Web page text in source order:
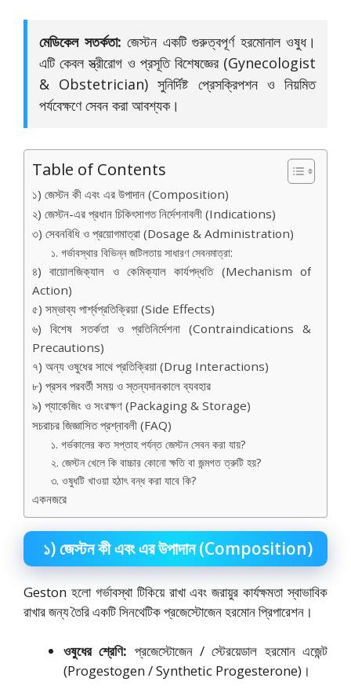
মেডিকেল সতর্কতা: জেস্টন একটি গুরুত্বপূর্ণ হরমোনাল ওষুধ।
এটি কেবল স্ত্রীরোগ ও প্রসূতি বিশেষজ্ঞের (Gynecologist
& Obstetrician) সুনির্দিষ্ট প্রেসক্রিপশন ও নিয়মিত
পর্যবেক্ষণে সেবন করা আবশ্যক।
Table of Contents
১) জেস্টন কী এবং এর উপাদান (Composition)
২) জেস্টন-এর প্রধান চিকিৎসাগত নির্দেশনাবলী (Indications)
৩) সেবনবিধি ও প্রয়োগমাত্রা (Dosage & Administration)
১. গর্ভাবস্থার বিভিন্ন জটিলতায় সাধারণ সেবনমাত্রা:
৪) বায়োলজিক্যাল ও কেমিক্যাল কার্যপদ্ধতি (Mechanism of
Action)
৫) সম্ভাব্য পার্শ্বপ্রতিক্রিয়া (Side Effects)
৬) বিশেষ সতর্কতা ও প্রতিনির্দেশনা (Contraindications &
Precautions)
৭) অন্য ওষুধের সাথে প্রতিক্রিয়া (Drug Interactions)
৮) প্রসব পরবর্তী সময় ও স্তন্যদানকালে ব্যবহার
৯) প্যাকেজিং ও সংরক্ষণ (Packaging & Storage)
সচরাচর জিজ্ঞাসিত প্রশ্নাবলী (FAQ)
১. গর্ভকালের কত সপ্তাহ পর্যন্ত জেস্টন সেবন করা যায়?
২. জেস্টন খেলে কি বাচ্চার কোনো ক্ষতি বা জন্মগত ত্রুটি হয়?
৩. ওষুধটি খাওয়া হঠাৎ বন্ধ করা যাবে কি?
একনজরে
১) জেস্টন কী এবং এর উপাদান (Composition)
Geston হলো গর্ভাবস্থা টিকিয়ে রাখা এবং জরায়ুর কার্যক্ষমতা স্বাভাবিক
রাখার জন্য তৈরি একটি সিনথেটিক প্রজেস্টোজেন হরমোন প্রিপারেশন।
ওষুধের শ্রেণি: প্রজেস্টোজেন / স্টেরয়েডাল হরমোন এজেন্ট
(Progestogen / Synthetic Progesterone)।